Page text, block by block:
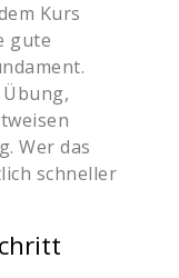
Kurs
gute
Wer das
schneller